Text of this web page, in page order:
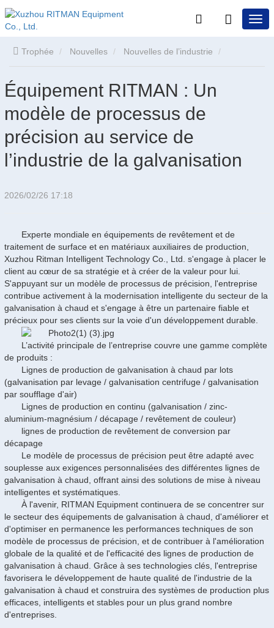
Trophée Nouvelles Nouvelles de l’industrie
Équipement RITMAN : Un modèle de processus de précision au
service de l’industrie de la galvanisation
Équipement RITMAN : Un
modèle de processus de
précision au service de
l’industrie de la galvanisation
2026/02/26 17:18
Experte mondiale en équipements de revêtement et de
traitement de surface et en matériaux auxiliaires de production,
Xuzhou Ritman Intelligent Technology Co., Ltd. s'engage à placer le
client au cœur de sa stratégie et à créer de la valeur pour lui.
S'appuyant sur un modèle de processus de précision, l'entreprise
contribue activement à la modernisation intelligente du secteur de la
galvanisation à chaud et s'engage à être un partenaire fiable et
précieux pour ses clients sur la voie d'un développement durable.
L’activité principale de l’entreprise couvre une gamme complète
de produits :
Lignes de production de galvanisation à chaud par lots
(galvanisation par levage / galvanisation centrifuge / galvanisation
par soufflage d'air)
Lignes de production en continu (galvanisation / zinc-
aluminium-magnésium / décapage / revêtement de couleur)
lignes de production de revêtement de conversion par
décapage
Le modèle de processus de précision peut être adapté avec
souplesse aux exigences personnalisées des différentes lignes de
galvanisation à chaud, offrant ainsi des solutions de mise à niveau
intelligentes et systématiques.
À l'avenir, RITMAN Equipment continuera de se concentrer sur
le secteur des équipements de galvanisation à chaud, d'améliorer et
d'optimiser en permanence les performances techniques de son
modèle de processus de précision, et de contribuer à l'amélioration
globale de la qualité et de l'efficacité des lignes de production de
galvanisation à chaud. Grâce à ses technologies clés, l'entreprise
favorisera le développement de haute qualité de l'industrie de la
galvanisation à chaud et construira des systèmes de production plus
efficaces, intelligents et stables pour un plus grand nombre
d'entreprises.